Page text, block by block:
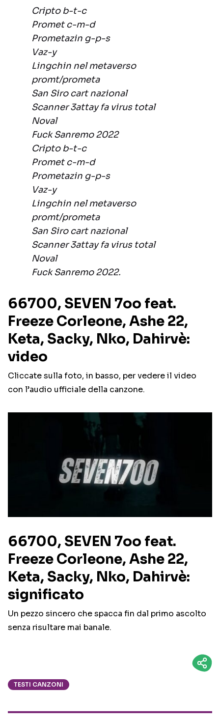
Cripto b-t-c
Promet c-m-d
Prometazin g-p-s
Vaz-y
Lingchin nel metaverso
promt/prometa
San Siro cart nazional
Scanner 3attay fa virus total
Noval
Fuck Sanremo 2022
Cripto b-t-c
Promet c-m-d
Prometazin g-p-s
Vaz-y
Lingchin nel metaverso
promt/prometa
San Siro cart nazional
Scanner 3attay fa virus total
Noval
Fuck Sanremo 2022.
66700, SEVEN 7oo feat.
Freeze Corleone, Ashe 22,
Keta, Sacky, Nko, Dahirvè:
video
Cliccate sulla foto, in basso, per vedere il video
con l’audio ufficiale della canzone.
66700, SEVEN 7oo feat.
Freeze Corleone, Ashe 22,
Keta, Sacky, Nko, Dahirvè:
significato
Un pezzo sincero che spacca fin dal primo ascolto
senza risultare mai banale.
TESTI CANZONI